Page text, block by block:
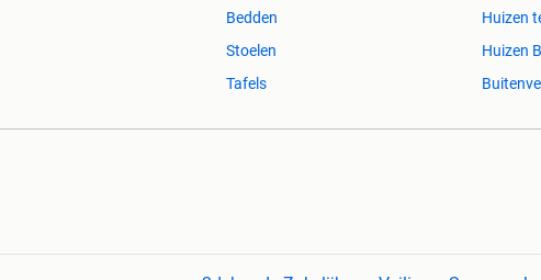
Bedden
Stoelen
Tafels
Huizen
Huizen